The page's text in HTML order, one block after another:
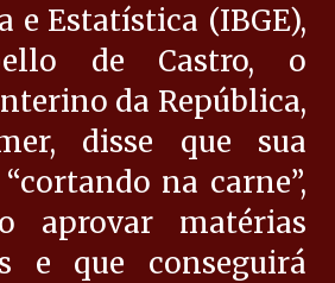
e Estatística (IBGE),
de Castro, o
da República,
disse que sua
na carne”,
aprovar matérias
e que conseguirá